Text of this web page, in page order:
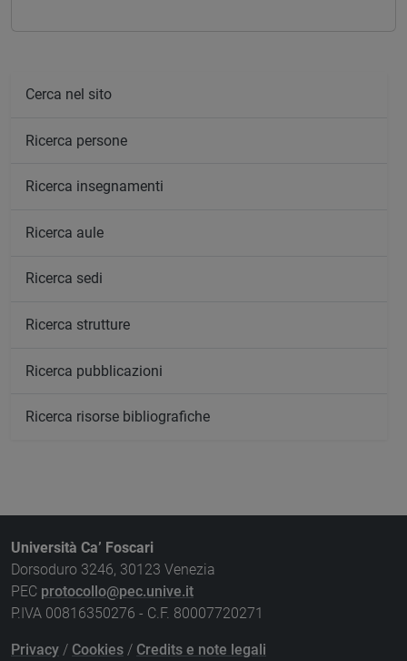
Cerca nel sito
Ricerca persone
Ricerca insegnamenti
Ricerca aule
Ricerca sedi
Ricerca strutture
Ricerca pubblicazioni
Ricerca risorse bibliografiche
Università Ca’ Foscari
Dorsoduro 3246, 30123 Venezia
PEC protocollo@pec.unive.it
P.IVA 00816350276 - C.F. 80007720271
Privacy / Cookies / Credits e note legali